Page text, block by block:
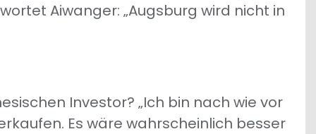
Aiwanger: „Augsburg wird nicht in
Investor? „Ich bin nach wie vor
Es wäre wahrscheinlich besser